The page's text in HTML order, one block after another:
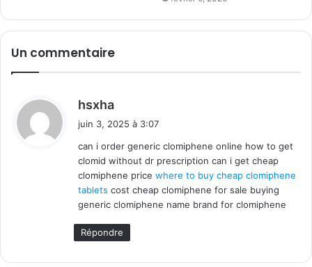
Un commentaire
hsxha
:
juin 3, 2025 à 3:07
can i order generic clomiphene online how to get
clomid without dr prescription can i get cheap
clomiphene price where to buy cheap clomiphene
tablets cost cheap clomiphene for sale buying
generic clomiphene name brand for clomiphene
Répondre